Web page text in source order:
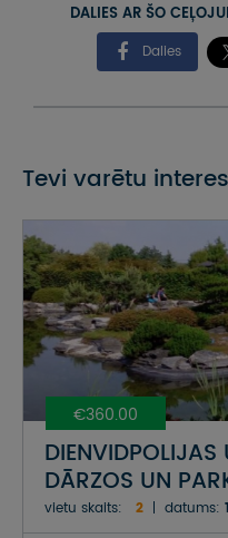
DALIES AR ŠO
Dalies
Tevi varētu
€360.00
DĀRZOS UN
vietu skaits: 2 datums: